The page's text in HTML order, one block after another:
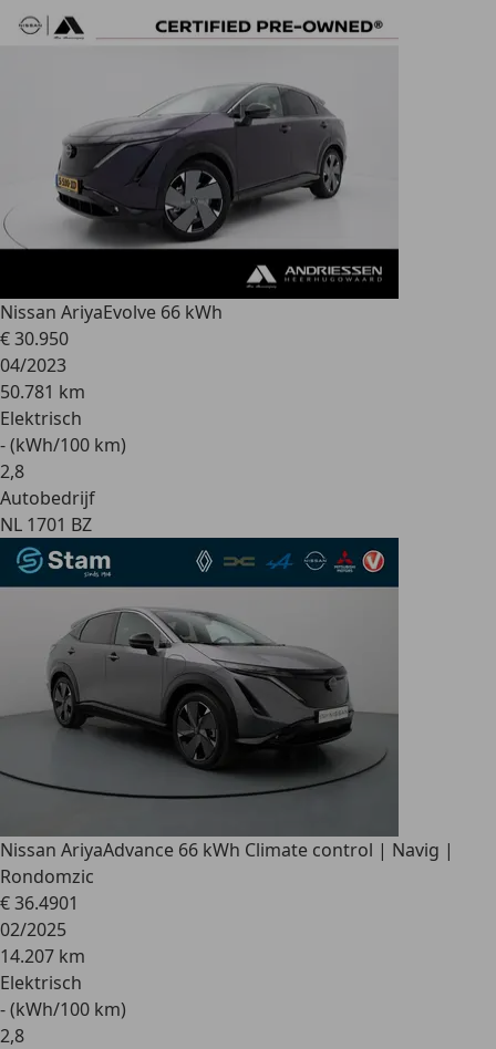
Nissan AriyaEvolve 66 kWh
€ 30.950
04/2023
50.781 km
Elektrisch
- (kWh/100 km)
2,8
Autobedrijf
NL 1701 BZ
Nissan AriyaAdvance 66 kWh Climate control | Navig |
Rondomzic
€ 36.4901
02/2025
14.207 km
Elektrisch
- (kWh/100 km)
2,8